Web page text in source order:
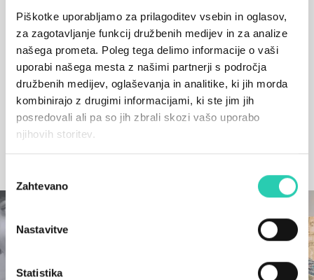
Piškotke uporabljamo za prilagoditev vsebin in oglasov,
za zagotavljanje funkcij družbenih medijev in za analize
našega prometa. Poleg tega delimo informacije o vaši
uporabi našega mesta z našimi partnerji s področja
družbenih medijev, oglaševanja in analitike, ki jih morda
kombinirajo z drugimi informacijami, ki ste jim jih
posredovali ali pa so jih zbrali skozi vašo uporabo
njihovih storitev.
soglasja
Zahtevano
Nastavitve
Statistika
socialno umetnost.
Risba ima diplomo z odliko na NABA–Nuova
Accademia di Belle Arti v Milanu (2009) in
magisterij iz umetnosti in znanosti na Central Saint
Martins–University of the Arts London (2020).